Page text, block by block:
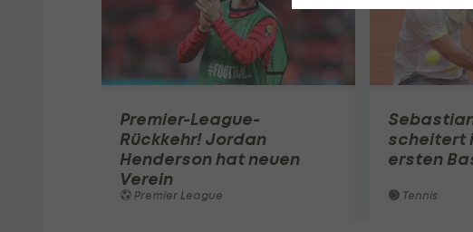
Premier-League-
Rückkehr! Jordan
Henderson hat neuen
Verein
Premier League
scheitert
ersten
Tennis